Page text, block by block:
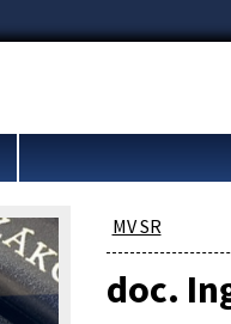
MV SR
doc.